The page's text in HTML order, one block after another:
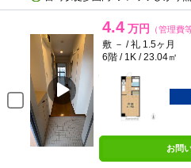
4.4 万円 （管理費
敷 － / 礼 1.5ヶ月
6階 / 1K / 23.04㎡
お問